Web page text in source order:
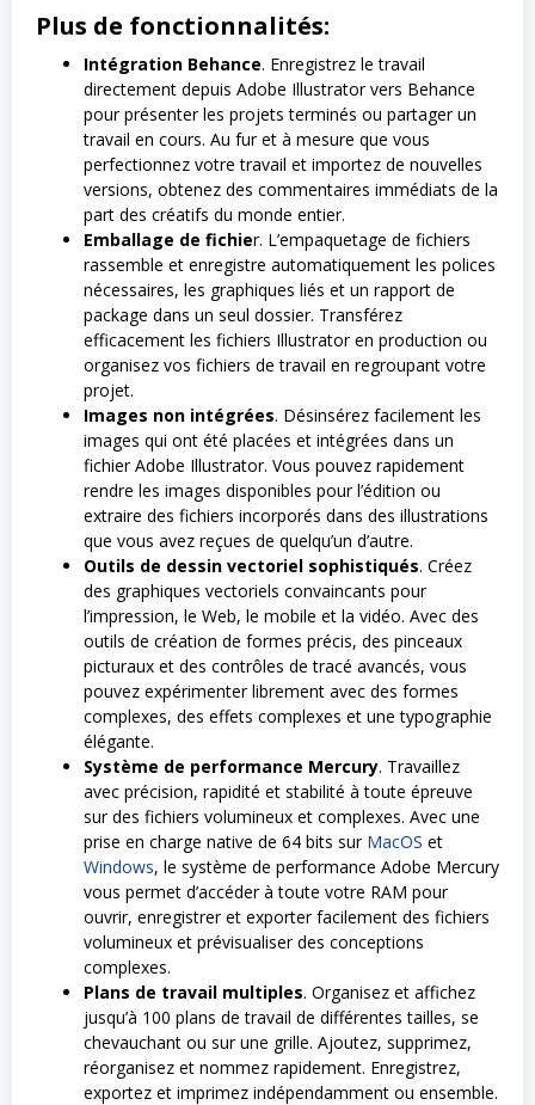
Plus de fonctionnalités:
Intégration Behance. Enregistrez le travail
directement depuis Adobe Illustrator vers Behance
pour présenter les projets terminés ou partager un
travail en cours. Au fur et à mesure que vous
perfectionnez votre travail et importez de nouvelles
versions, obtenez des commentaires immédiats de la
part des créatifs du monde entier.
Emballage de fichier. L’empaquetage de fichiers
rassemble et enregistre automatiquement les polices
nécessaires, les graphiques liés et un rapport de
package dans un seul dossier. Transférez
efficacement les fichiers Illustrator en production ou
organisez vos fichiers de travail en regroupant votre
projet.
Images non intégrées. Désinsérez facilement les
images qui ont été placées et intégrées dans un
fichier Adobe Illustrator. Vous pouvez rapidement
rendre les images disponibles pour l’édition ou
extraire des fichiers incorporés dans des illustrations
que vous avez reçues de quelqu’un d’autre.
Outils de dessin vectoriel sophistiqués. Créez
des graphiques vectoriels convaincants pour
l’impression, le Web, le mobile et la vidéo. Avec des
outils de création de formes précis, des pinceaux
picturaux et des contrôles de tracé avancés, vous
pouvez expérimenter librement avec des formes
complexes, des effets complexes et une typographie
élégante.
Système de performance Mercury. Travaillez
avec précision, rapidité et stabilité à toute épreuve
sur des fichiers volumineux et complexes. Avec une
prise en charge native de 64 bits sur MacOS et
Windows, le système de performance Adobe Mercury
vous permet d’accéder à toute votre RAM pour
ouvrir, enregistrer et exporter facilement des fichiers
volumineux et prévisualiser des conceptions
complexes.
Plans de travail multiples. Organisez et affichez
jusqu’à 100 plans de travail de différentes tailles, se
chevauchant ou sur une grille. Ajoutez, supprimez,
réorganisez et nommez rapidement. Enregistrez,
exportez et imprimez indépendamment ou ensemble.